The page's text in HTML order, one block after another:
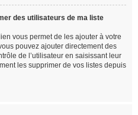
des utilisateurs de ma liste
vous permet de les ajouter à votre
pouvez ajouter directement des
de l’utilisateur en saisissant leur
les supprimer de vos listes depuis